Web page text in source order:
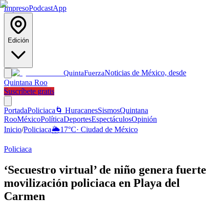
ImpresoPodcastApp
Edición
QuintaFuerzaNoticias de México, desde
Quintana Roo
Suscríbete gratis
PortadaPoliciaca 🌀 HuracanesSismosQuintana
RooMéxicoPolíticaDeportesEspectáculosOpinión
Inicio/Policiaca🌦️17°C· Ciudad de México
Policiaca
‘Secuestro virtual’ de niño genera fuerte
movilización policiaca en Playa del
Carmen